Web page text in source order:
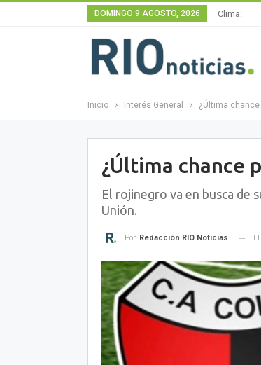
DOMINGO 9 AGOSTO, 2026 Clima:
Inicio Interés General ¿Última chance
¿Última chance
El rojinegro va en busca de
Unión.
Por Redacción RIO Noticias El